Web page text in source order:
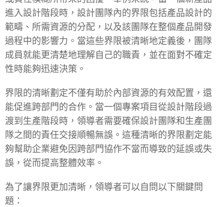
進入設計階段時，設計團隊內的界限包括產品設計的
範疇、所需資源的分配，以及該團隊在整個產品開發
過程中的影響力。當這些界限被清晰地定義後，團隊
成員就能更清楚地理解自己的職責，並在面對不確定
性時能夠迅速決策。
界限的清晰劃定不僅有助於內部資源的有效配置，還
能促進跨部門的合作。當一個專案項目從設計階段過
渡到生產階段時，領導者需要確保設計團隊和生產團
隊之間的責任交接順暢無誤。這種清晰的界限劃定能
夠幫助企業避免因跨部門協作不當而導致的延誤或失
誤，從而提高整體效率。
為了讓界限更加清晰，領導者可以自問以下關鍵問
題：